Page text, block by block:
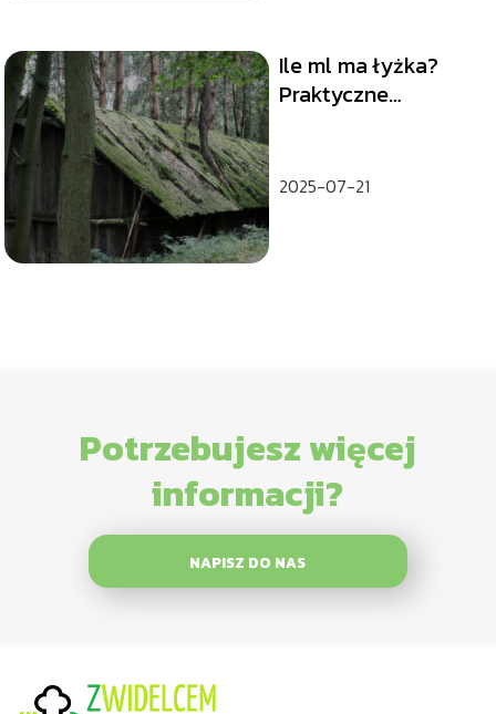
Ile ml ma łyżka?
Praktyczne
pojemności łyżki
2025-07-21
Potrzebujesz więcej
informacji?
NAPISZ DO NAS